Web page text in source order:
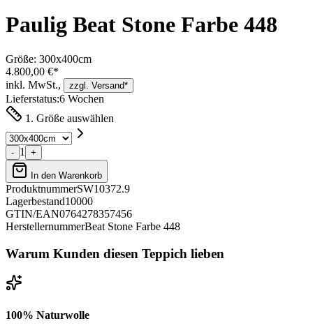
Paulig Beat Stone Farbe 448
Größe: 300x400cm
4.800,00 €*
inkl. MwSt.,
zzgl. Versand*
Lieferstatus:6 Wochen
1. Größe auswählen
- 1 +
In den Warenkorb
ProduktnummerSW10372.9
Lagerbestand10000
GTIN/EAN0764278357456
HerstellernummerBeat Stone Farbe 448
Warum Kunden diesen Teppich lieben
100% Naturwolle